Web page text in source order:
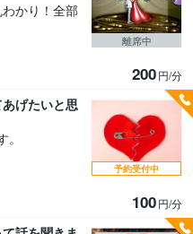
かり！全部
200円/分
離席中
げたいと思
100円/分
予約受付中